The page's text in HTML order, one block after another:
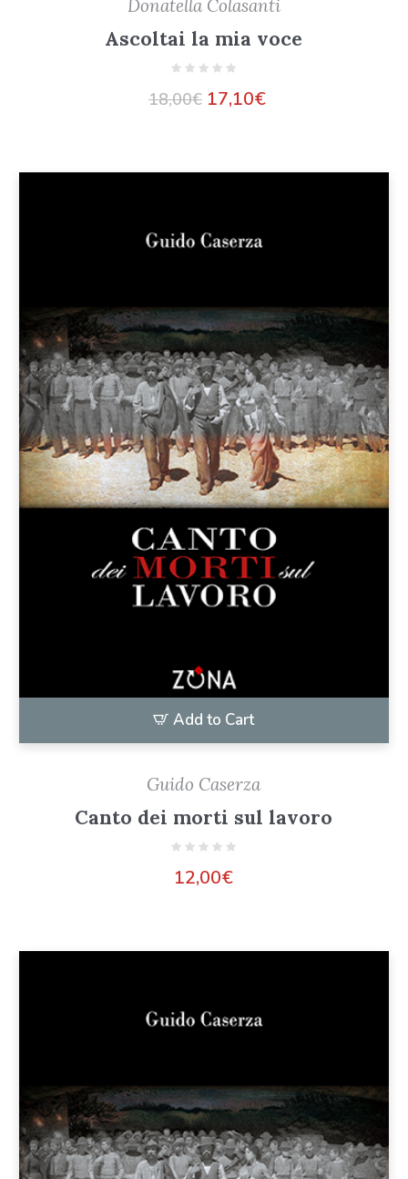
Donatella Colasanti
Ascoltai la mia voce
18,00€ 17,10€
Add to Cart
Guido Caserza
Canto dei morti sul lavoro
12,00€